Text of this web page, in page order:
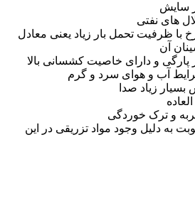
سایش
های نفتی
با ظرفیت تحمل بار زیاد یعنی معادل
آن
پارگی و دارای خاصیت کشسانی بالا
آب و هوای سرد و گرم
زیاد صدا
و ترک خوردگی
به دلیل وجود مواد تزریقی در این